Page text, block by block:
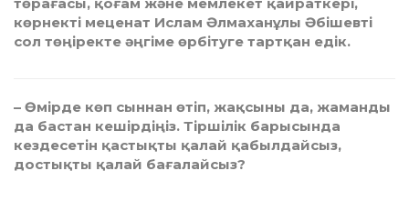
төрағасы, қоғам және мемлекет қайраткері,
көрнекті меценат Ислам Әлмаханұлы Әбішевті
сол төңіректе әңгіме өрбітуге тартқан едік.
– Өмірде көп сыннан өтіп, жақсыны да, жаманды
да бастан кешірдіңіз. Тір­ші­лік барысында
кездесетін қастықты қа­лай қабылдайсыз,
достықты қалай ба­ғалайсыз?